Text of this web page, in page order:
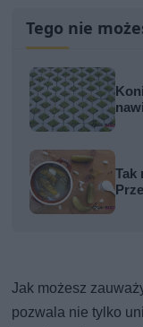
Tego nie
Tak
Jak możesz
pozwala nie tylko